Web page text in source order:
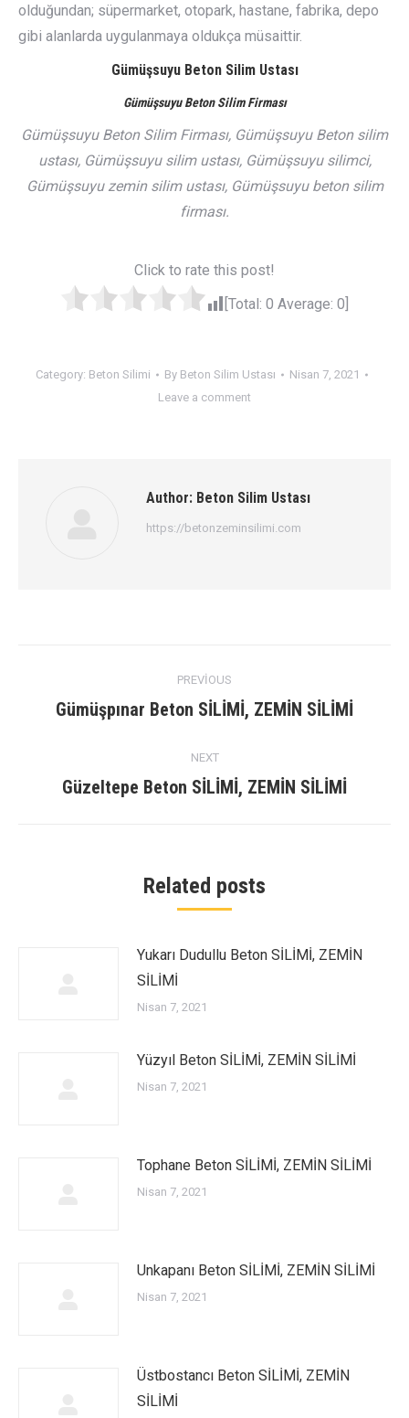
olduğundan; süpermarket, otopark, hastane, fabrika, depo
gibi alanlarda uygulanmaya oldukça müsaittir.
Gümüşsuyu Beton Silim Ustası
Gümüşsuyu Beton Silim Firması
Gümüşsuyu Beton Silim Firması, Gümüşsuyu Beton silim
ustası, Gümüşsuyu silim ustası, Gümüşsuyu silimci,
Gümüşsuyu zemin silim ustası, Gümüşsuyu beton silim
firması.
Click to rate this post!
[Total: 0 Average: 0
Category: Beton Silimi By Beton Silim Ustası
Nisan 7, 2021
Leave a comment
Author: Beton Silim Ustası
https://betonzeminsilimi.com
navigation
PREVIOUS
Previous
Gümüşpınar Beton SİLİMİ, ZEMİN SİLİMİ
NEXT
Next
Güzeltepe Beton SİLİMİ, ZEMİN SİLİMİ
Related posts
Yukarı Dudullu Beton SİLİMİ, ZEMİN
SİLİMİ
Nisan 7, 2021
Yüzyıl Beton SİLİMİ, ZEMİN SİLİMİ
Nisan 7, 2021
Tophane Beton SİLİMİ, ZEMİN SİLİMİ
Nisan 7, 2021
Unkapanı Beton SİLİMİ, ZEMİN SİLİMİ
Nisan 7, 2021
Üstbostancı Beton SİLİMİ, ZEMİN
SİLİMİ